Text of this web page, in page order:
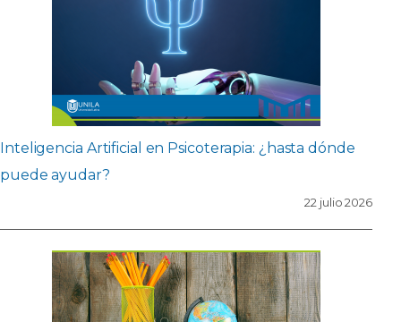
Inteligencia Artificial en Psicoterapia: ¿hasta dónde
puede ayudar?
22 julio 2026